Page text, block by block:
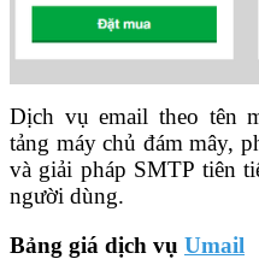
Dịch vụ email theo tên
tảng máy chủ đám mây,
và giải pháp SMTP tiên
người dùng.
Bảng giá dịch vụ Umail